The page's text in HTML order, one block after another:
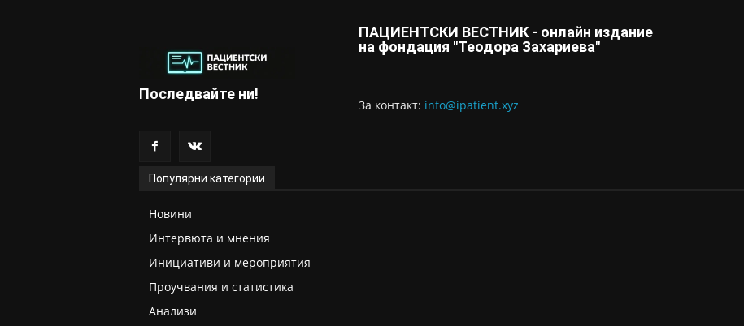
Последвайте ни!
ПАЦИЕНТСКИ ВЕСТНИК - онлайн издание
на фондация "Теодора Захариева"
За контaкт: info@ipatient.xyz
Популярни категории
Новини
Интервюта и мнения
Инициативи и мероприятия
Проучвания и статистика
Анализи